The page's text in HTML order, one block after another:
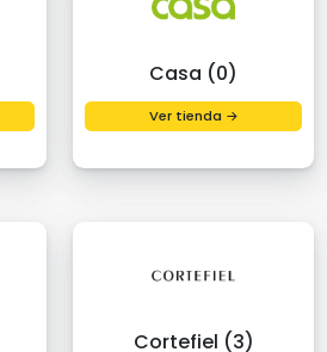
Casa (0)
Ver tienda →
Cortefiel (3)